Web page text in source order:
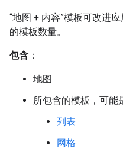
“地图 + 内容”模板可改进
的模板数量。
包含 ：
地图
所包含的模板，可能
列表
网格